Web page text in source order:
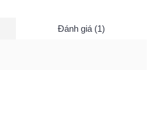
Đánh giá (1)